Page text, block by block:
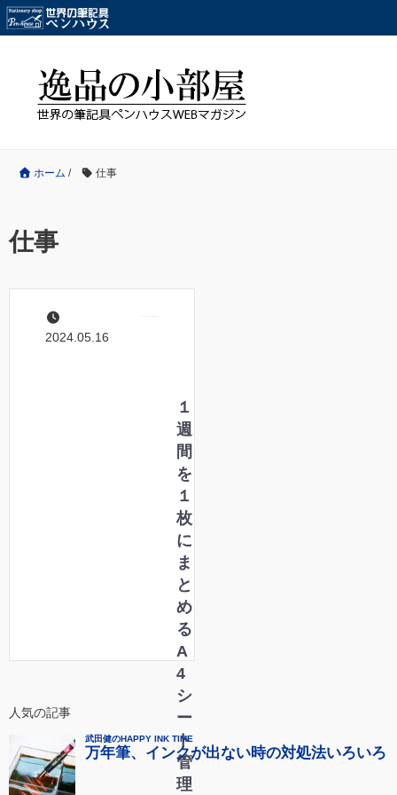
ホーム / 仕事
仕事
2024.05.16
１
週
間
を
１
枚
に
ま
と
め
る
A
4
シ
ー
ト
管
理
人気の記事